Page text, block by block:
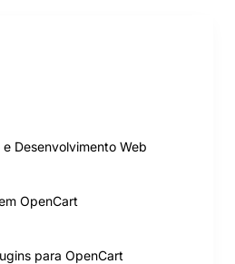
e Desenvolvimento Web
OpenCart
para OpenCart